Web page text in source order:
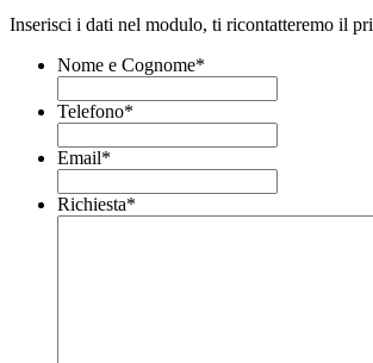
Inserisci i dati nel modulo, ti ricontatteremo il
Nome e Cognome*
Telefono*
Email*
Richiesta*